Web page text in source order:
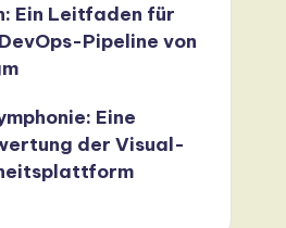
Ein Leitfaden für
Pipeline von
Eine
der Visual-